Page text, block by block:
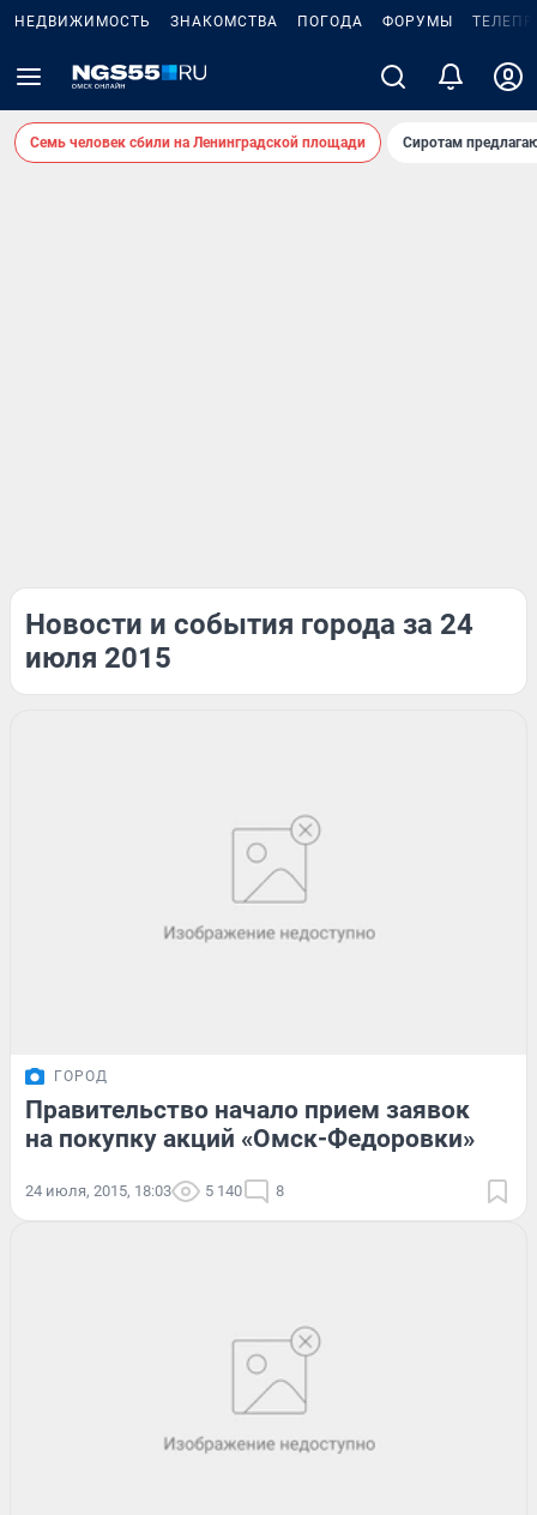
НЕДВИЖИМОСТЬ ЗНАКОМСТВА ПОГОДА ФОРУМЫ
Семь человек сбили на Ленинградской площади Сиротам
Новости и события города за 24
июля 2015
ГОРОД
Правительство начало прием заявок
на покупку акций «Омск-Федоровки»
24 июля, 2015, 18:03 5 140 8